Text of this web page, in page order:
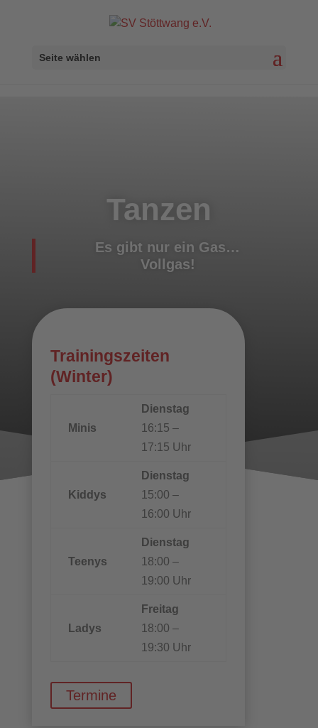
Seite wählen
Tanzen
Es gibt nur ein Gas…
Vollgas!
Trainingszeiten
(Winter)
Minis
Dienstag
16:15 –
17:15 Uhr
Kiddys
Dienstag
15:00 –
16:00 Uhr
Teenys
Dienstag
18:00 –
19:00 Uhr
Ladys
Freitag
18:00 –
19:30 Uhr
Termine